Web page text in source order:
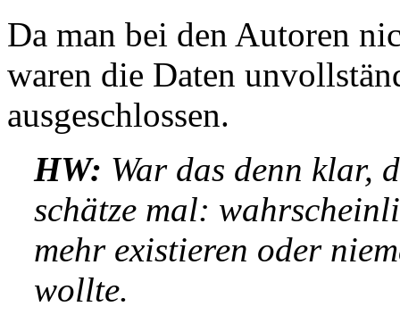
Da man bei den Autoren
waren die Daten
ausgeschlossen.
HW: War das denn klar,
schätze mal:
mehr existieren oder
wollte.